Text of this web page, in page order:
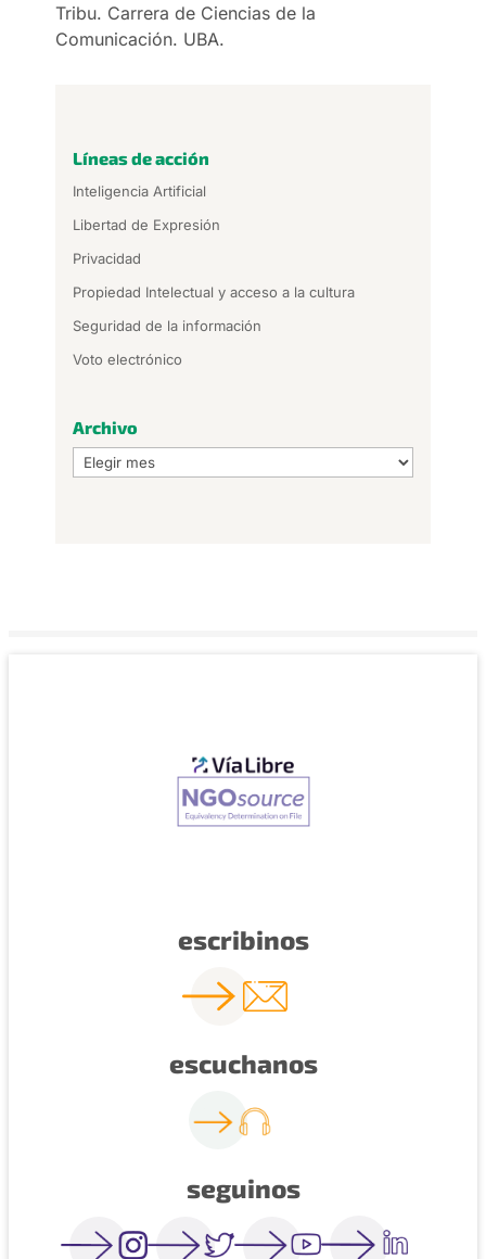
Tribu. Carrera de Ciencias de la
Comunicación. UBA.
Líneas de acción
Inteligencia Artificial
Libertad de Expresión
Privacidad
Propiedad Intelectual y acceso a la cultura
Seguridad de la información
Voto electrónico
Archivo
Archivo
escribinos
escuchanos
seguinos